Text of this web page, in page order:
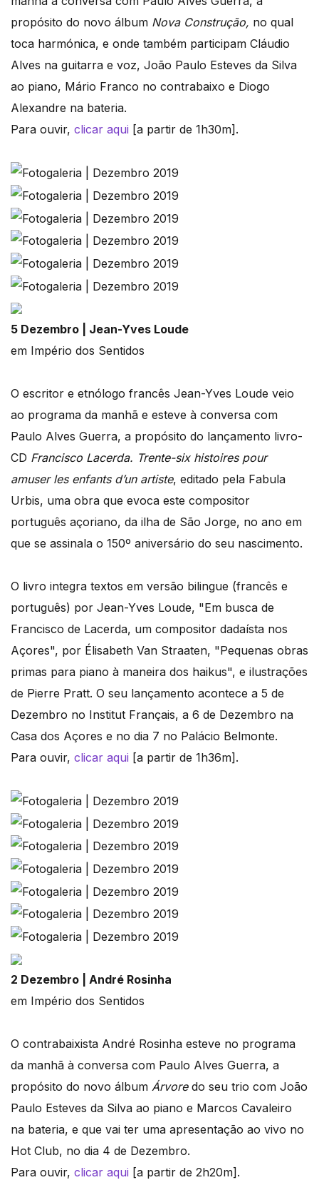
propósito do novo álbum Nova Construção, no qual
toca harmónica, e onde também participam Cláudio
Alves na guitarra e voz, João Paulo Esteves da Silva
ao piano, Mário Franco no contrabaixo e Diogo
Alexandre na bateria.
Para ouvir, clicar aqui [a partir de 1h30m].
5 Dezembro | Jean-Yves Loude
em Império dos Sentidos
O escritor e etnólogo francês Jean-Yves Loude veio
ao programa da manhã e esteve à conversa com
Paulo Alves Guerra, a propósito do lançamento livro-
CD Francisco Lacerda. Trente-six histoires pour
amuser les enfants d’un artiste, editado pela Fabula
Urbis, uma obra que evoca este compositor
português açoriano, da ilha de São Jorge, no ano em
que se assinala o 150º aniversário do seu nascimento.
O livro integra textos em versão bilingue (francês e
português) por Jean-Yves Loude, "Em busca de
Francisco de Lacerda, um compositor dadaísta nos
Açores", por Élisabeth Van Straaten, "Pequenas obras
primas para piano à maneira dos haikus", e ilustrações
de Pierre Pratt. O seu lançamento acontece a 5 de
Dezembro no Institut Français, a 6 de Dezembro na
Casa dos Açores e no dia 7 no Palácio Belmonte.
Para ouvir, clicar aqui [a partir de 1h36m].
2 Dezembro | André Rosinha
em Império dos Sentidos
O contrabaixista André Rosinha esteve no programa
da manhã à conversa com Paulo Alves Guerra, a
propósito do novo álbum Árvore do seu trio com João
Paulo Esteves da Silva ao piano e Marcos Cavaleiro
na bateria, e que vai ter uma apresentação ao vivo no
Hot Club, no dia 4 de Dezembro.
Para ouvir, clicar aqui [a partir de 2h20m].